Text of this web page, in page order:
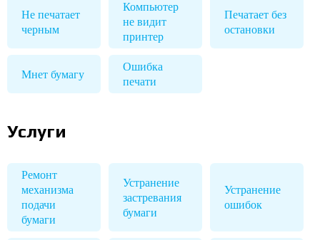
Не печатает
черным
Компьютер
не видит
принтер
Печатает без
остановки
Мнет бумагу
Ошибка
печати
Услуги
Ремонт
механизма
подачи
бумаги
Устранение
застревания
бумаги
Устранение
ошибок